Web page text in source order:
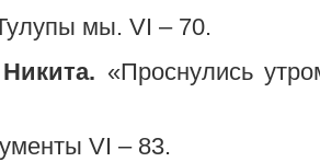
мы. VI – 70.
«Проснулись
VI – 83.